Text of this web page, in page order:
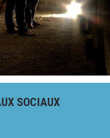
SOCIAUX